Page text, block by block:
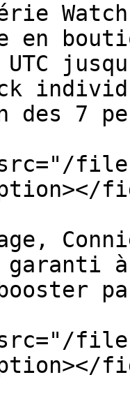
en
UTC
7
files/
garanti